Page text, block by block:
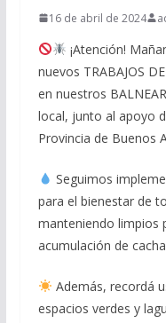
16 de abril de 2024
¡Atención!
nuevos TRABAJOS
en nuestros
local, junto al apoyo
Provincia de Buenos
Seguimos
para el bienestar de
manteniendo limpios
acumulación de
Además, recordá
espacios verdes y